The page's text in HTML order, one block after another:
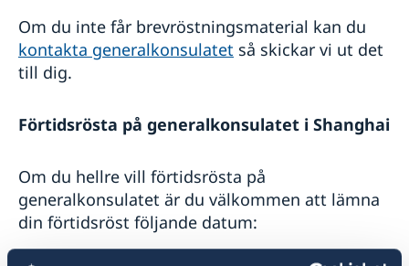
Om du inte får brevröstningsmaterial kan du
kontakta generalkonsulatet så skickar vi ut det
till dig.
Förtidsrösta på generalkonsulatet i Shanghai
Om du hellre vill förtidsrösta på
generalkonsulatet är du välkommen att lämna
din förtidsröst följande datum: